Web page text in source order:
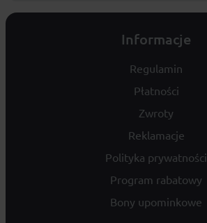
Informacje
Regulamin
Płatności
Zwroty
Reklamacje
Polityka prywatności
Program rabatowy
Bony upominkowe